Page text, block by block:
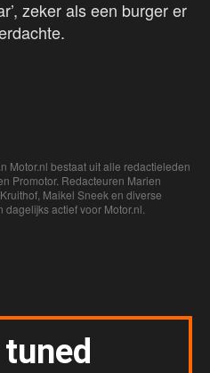
zeker als een burger er
Motor.nl bestaat uit alle redactieleden
Promotor. Redacteuren Marien
Maikel Sneek en diverse
dagelijks actief voor Motor.nl.